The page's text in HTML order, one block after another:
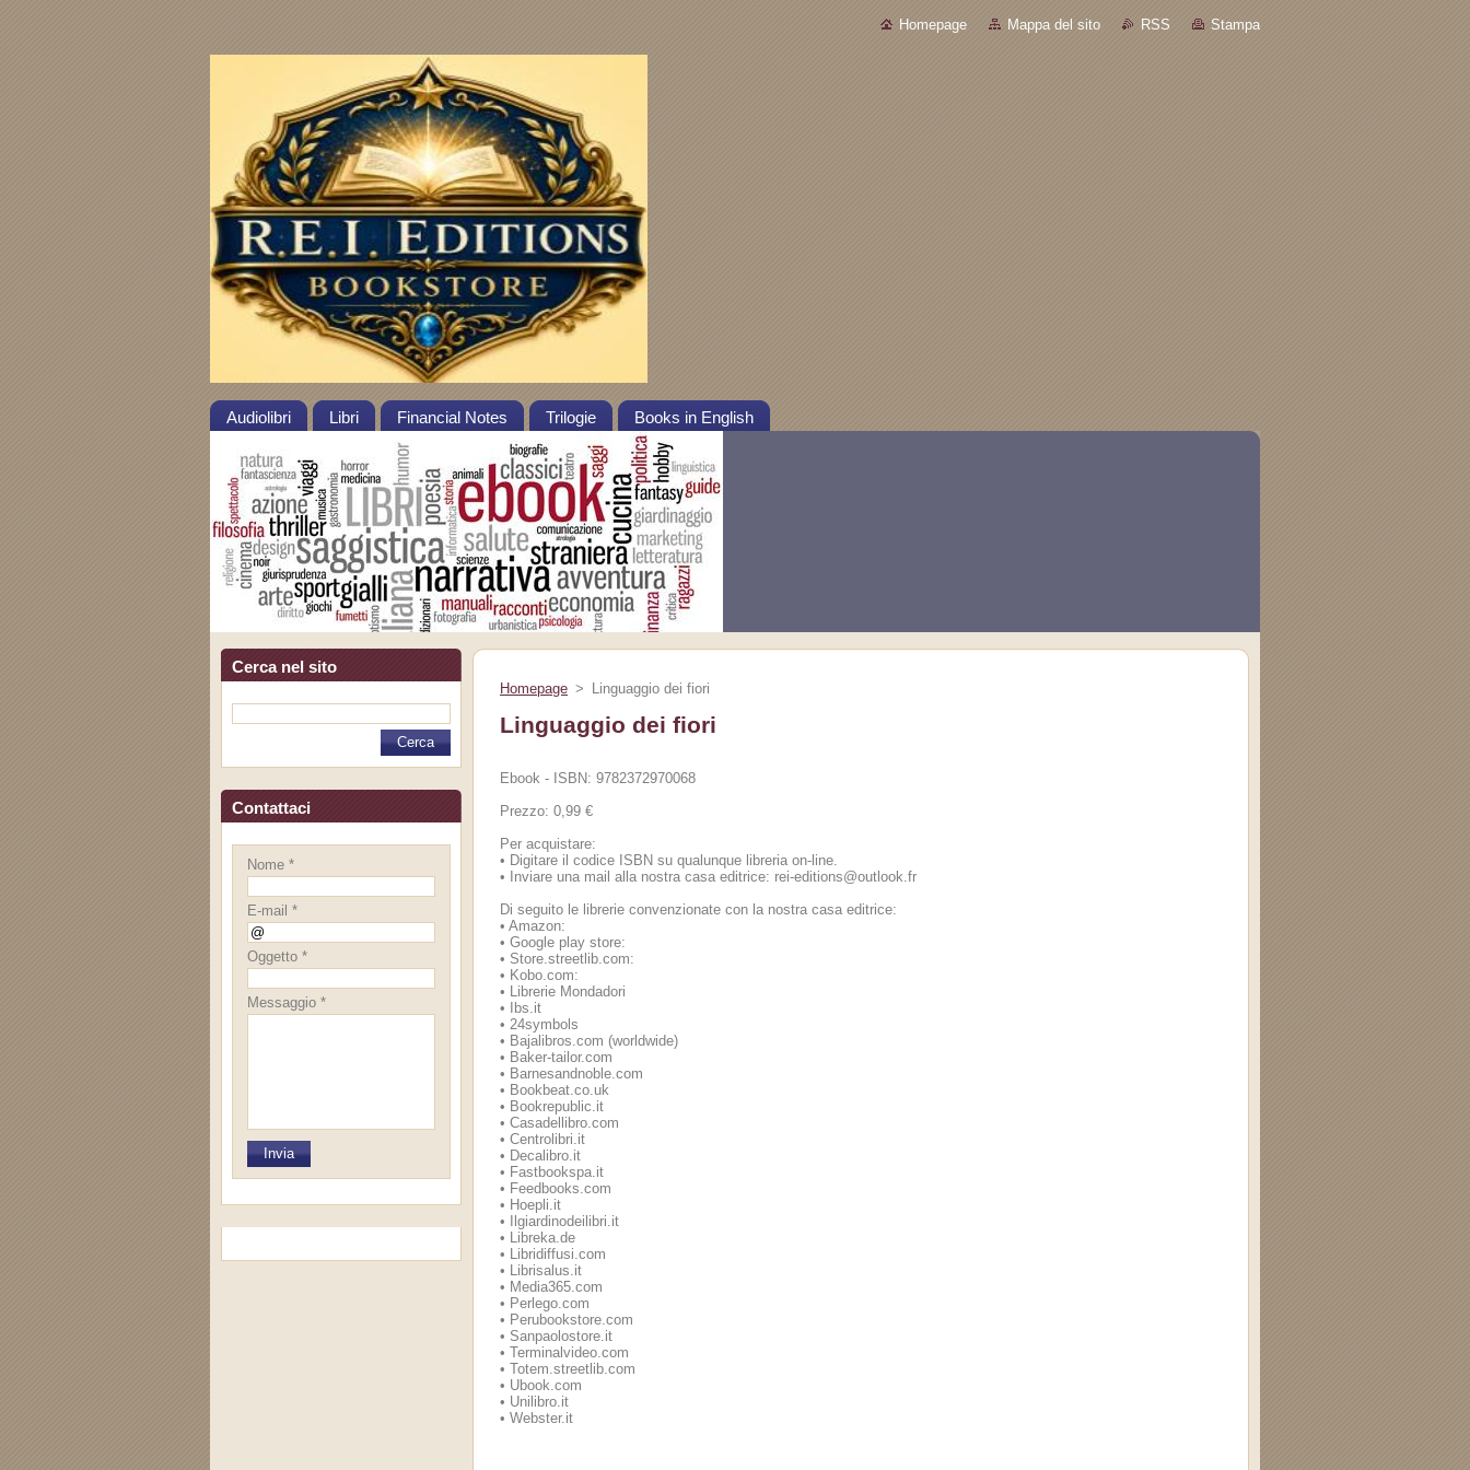
Homepage Mappa del sito RSS Stampa
Audiolibri Libri Financial Notes Trilogie Books in English
Cerca nel sito
Contattaci
Nome *
E-mail *
Oggetto *
Messaggio *
Homepage > Linguaggio dei fiori
Linguaggio dei fiori
Ebook - ISBN: 9782372970068
Prezzo: 0,99 €
Per acquistare:
• Digitare il codice ISBN su qualunque libreria on-line.
•
Inviare una mail alla nostra casa editrice: rei-editions@outlook.fr
Di seguito le librerie convenzionate con la nostra casa editrice:
• Amazon:
• Google play store:
• Store.streetlib.com:
• Kobo.com:
• Librerie Mondadori
•
Ibs.it
• 24symbols
• Bajalibros.com (worldwide)
• Baker-tailor.com
• Barnesandnoble.com
• Bookbeat.co.uk
• Bookrepublic.it
• Casadellibro.com
• Centrolibri.it
• Decalibro.it
• Fastbookspa.it
• Feedbooks.com
• Hoepli.it
•
Ilgiardinodeilibri.it
• Libreka.de
• Libridiffusi.com
• Librisalus.it
• Media365.com
• Perlego.com
• Perubookstore.com
• Sanpaolostore.it
• Terminalvideo.com
• Totem.streetlib.com
• Ubook.com
• Unilibro.it
• Webster.it